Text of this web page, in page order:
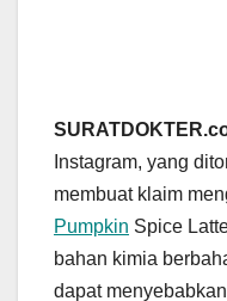
Instagram, yang
membuat klaim
Pumpkin Spice
bahan kimia
dapat menyebabkan